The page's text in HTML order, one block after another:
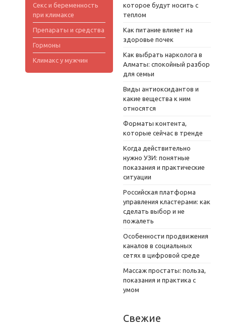
Секс и беременность
при климаксе
Препараты и средства
Гормоны
Климакс у мужчин
которое будут носить с
теплом
Как питание влияет на
здоровье почек
Как выбрать нарколога в
Алматы: спокойный разбор
для семьи
Виды антиоксидантов и
какие вещества к ним
относятся
Форматы контента,
которые сейчас в тренде
Когда действительно
нужно УЗИ: понятные
показания и практические
ситуации
Российская платформа
управления кластерами: как
сделать выбор и не
пожалеть
Особенности продвижения
каналов в социальных
сетях в цифровой среде
Массаж простаты: польза,
показания и практика с
умом
Свежие